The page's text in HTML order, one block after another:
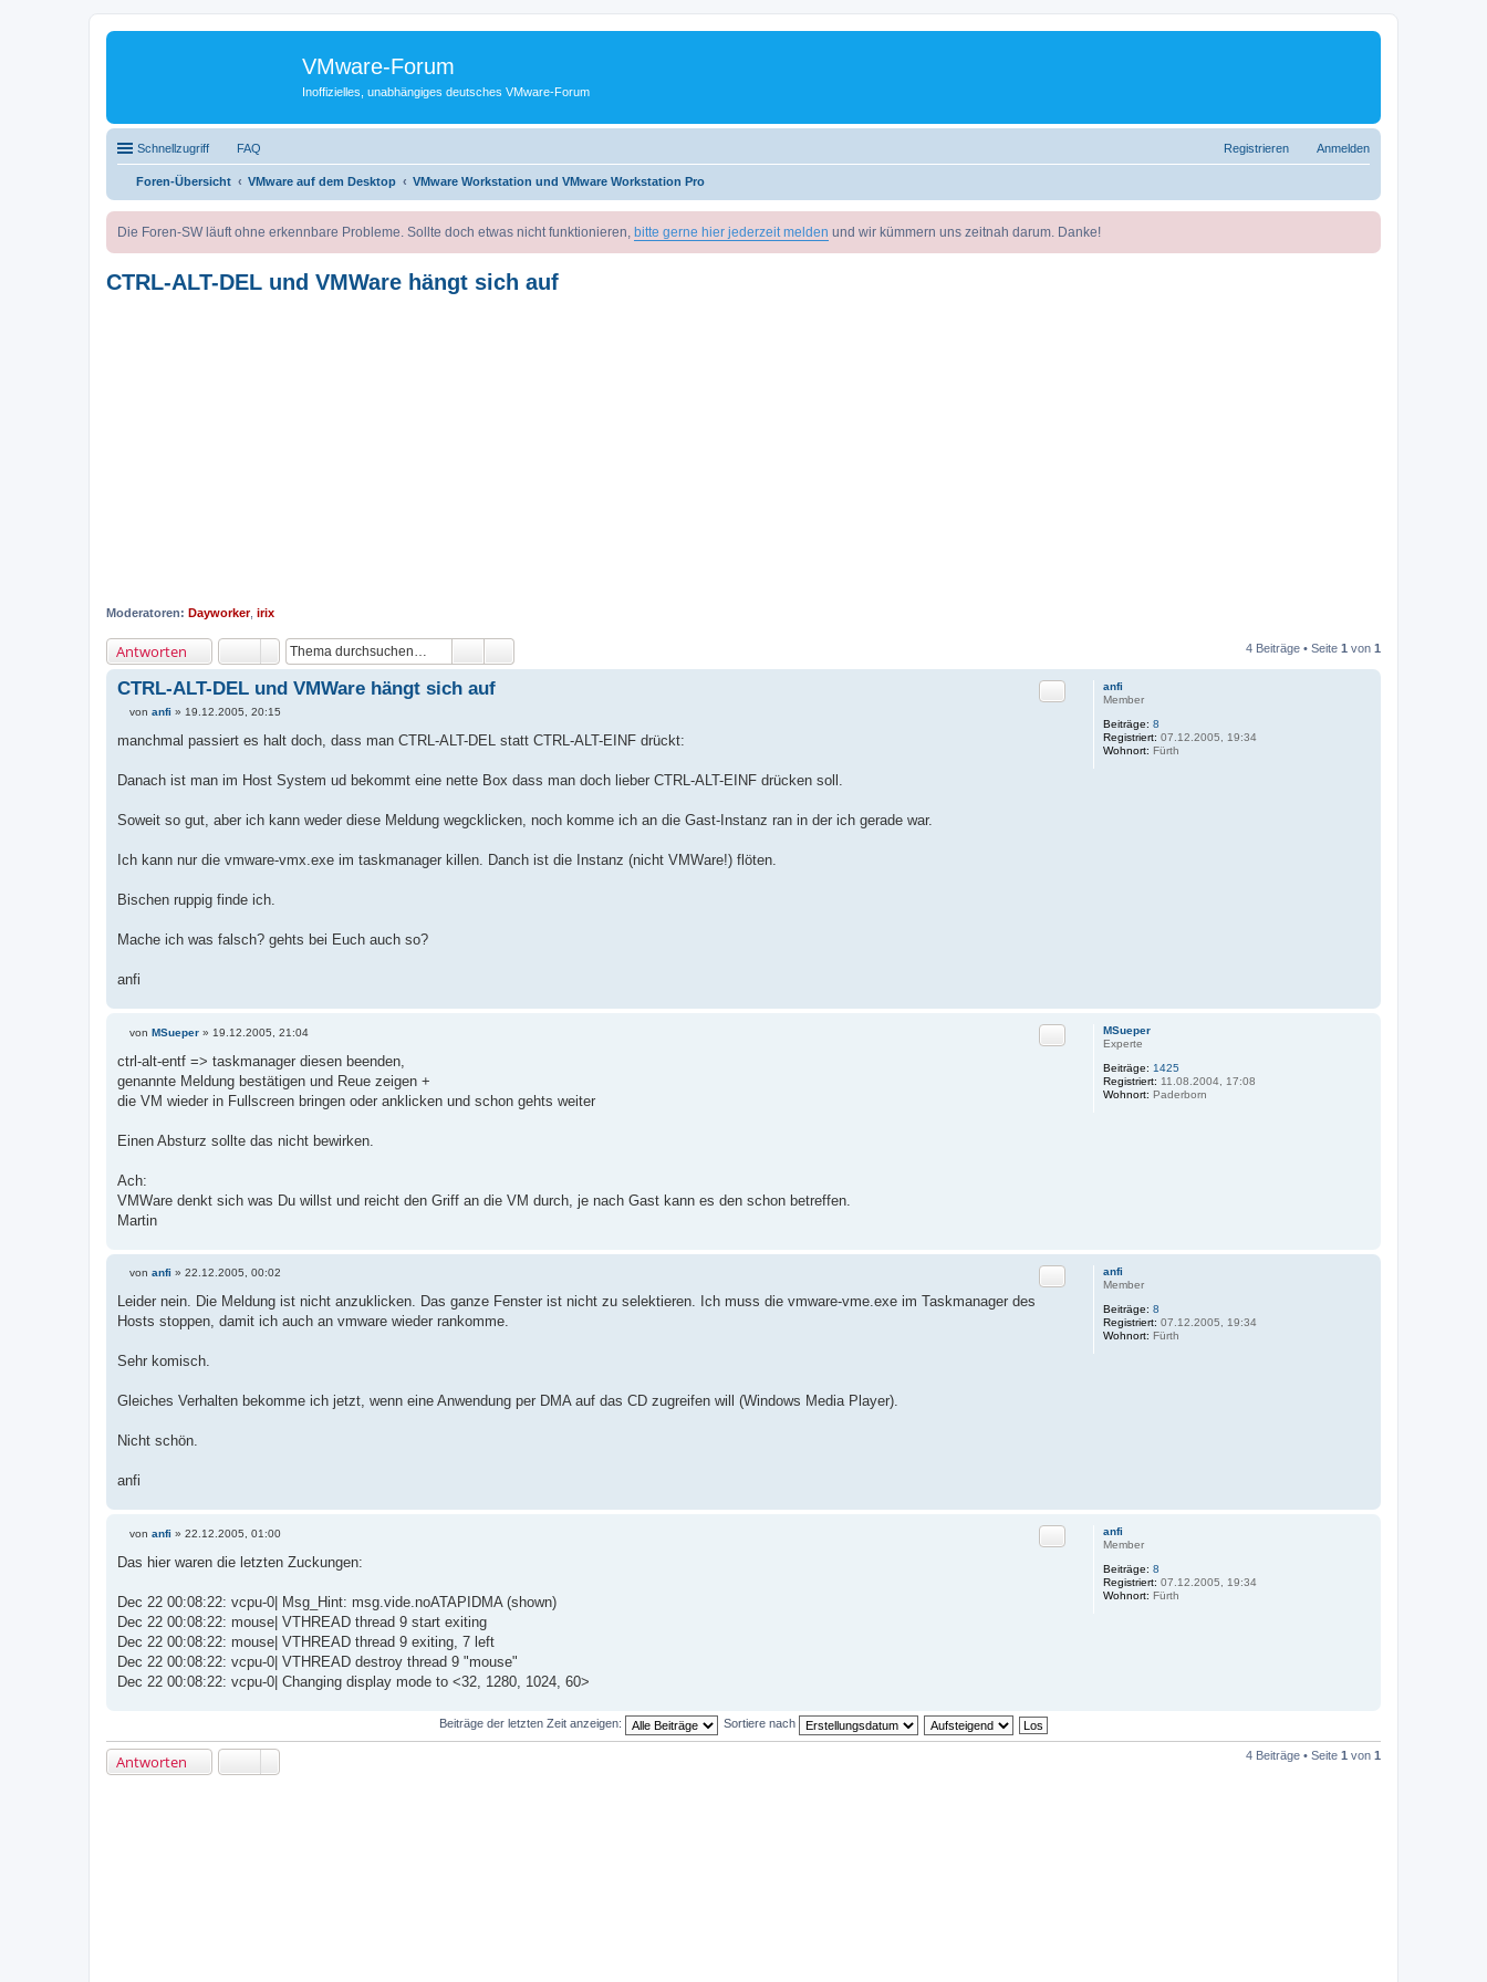
VMware-Forum
Inoffizielles, unabhängiges deutsches VMware-Forum
Schnellzugriff FAQ Anmelden
Registrieren
Foren-Übersicht VMware auf dem Desktop VMware Workstation und VMware Workstation Pro
Die Foren-SW läuft ohne erkennbare Probleme. Sollte doch etwas nicht funktionieren, bitte gerne hier jederzeit melden und wir kümmern uns zeitnah darum. Danke!
CTRL-ALT-DEL und VMWare hängt sich auf
Moderatoren: Dayworker, irix
Antworten 4 Beiträge • Seite 1 von 1
anfi
Member
Beiträge: 8
Registriert: 07.12.2005, 19:34
Wohnort: Fürth
CTRL-ALT-DEL und VMWare hängt sich auf Zitat
i
a
von anfi » 19.12.2005, 20:15
manchmal passiert es halt doch, dass man CTRL-ALT-DEL statt CTRL-ALT-EINF drückt:
Danach ist man im Host System ud bekommt eine nette Box dass man doch lieber CTRL-ALT-EINF drücken soll.
Soweit so gut, aber ich kann weder diese Meldung wegcklicken, noch komme ich an die Gast-Instanz ran in der ich gerade war.
Ich kann nur die vmware-vmx.exe im taskmanager killen. Danch ist die Instanz (nicht VMWare!) flöten.
Bischen ruppig finde ich.
Mache ich was falsch? gehts bei Euch auch so?
anfi
MSueper
Experte
Beiträge: 1425
Registriert: 11.08.2004, 17:08
Wohnort: Paderborn
Zitat
e
i
t
a
von MSueper » 19.12.2005, 21:04
ctrl-alt-entf => taskmanager diesen beenden,
genannte Meldung bestätigen und Reue zeigen +
die VM wieder in Fullscreen bringen oder anklicken und schon gehts weiter
Einen Absturz sollte das nicht bewirken.
Ach:
VMWare denkt sich was Du willst und reicht den Griff an die VM durch, je nach Gast kann es den schon betreffen.
Martin
anfi
Member
Beiträge: 8
Registriert: 07.12.2005, 19:34
Wohnort: Fürth
Zitat
e
i
t
g
von anfi » 22.12.2005, 00:02
Leider nein. Die Meldung ist nicht anzuklicken. Das ganze Fenster ist nicht zu selektieren. Ich muss die vmware-vme.exe im Taskmanager des
Hosts stoppen, damit ich auch an vmware wieder rankomme.
Sehr komisch.
Gleiches Verhalten bekomme ich jetzt, wenn eine Anwendung per DMA auf das CD zugreifen will (Windows Media Player).
Nicht schön.
anfi
anfi
Member
Beiträge: 8
Registriert: 07.12.2005, 19:34
Wohnort: Fürth
Zitat
i
a
g
von anfi » 22.12.2005, 01:00
Das hier waren die letzten Zuckungen:
Dec 22 00:08:22: vcpu-0| Msg_Hint: msg.vide.noATAPIDMA (shown)
Dec 22 00:08:22: mouse| VTHREAD thread 9 start exiting
Dec 22 00:08:22: mouse| VTHREAD thread 9 exiting, 7 left
Dec 22 00:08:22: vcpu-0| VTHREAD destroy thread 9 "mouse"
Dec 22 00:08:22: vcpu-0| Changing display mode to <32, 1280, 1024, 60>
Beiträge der letzten Zeit anzeigen: Sortiere nach
Antworten 4 Beiträge • Seite 1 von 1